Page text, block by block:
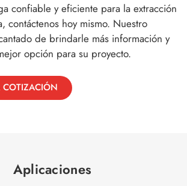
confiable y eficiente para la extracción
contáctenos hoy mismo. Nuestro
de brindarle más información y
opción para su proyecto.
Aplicaciones